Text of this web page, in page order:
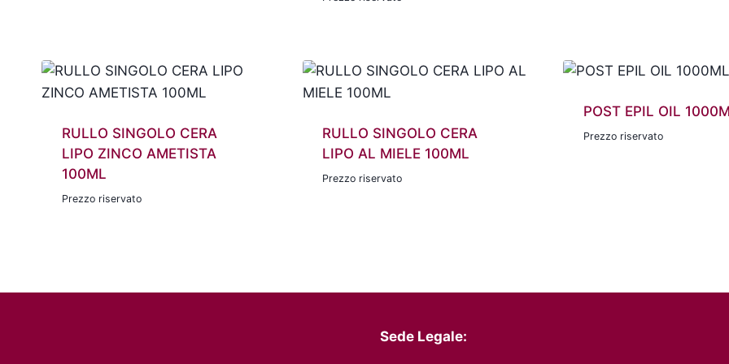
RULLO SINGOLO CERA
LIPO ZINCO AMETISTA
100ML
Prezzo riservato
RULLO SINGOLO CERA
LIPO AL MIELE 100ML
Prezzo riservato
POST EPIL OIL
Prezzo riservato
Sede Legale: